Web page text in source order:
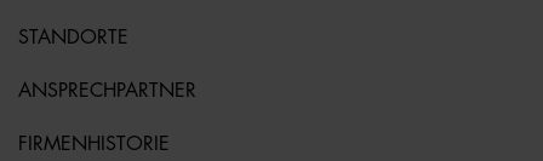
STANDORTE
ANSPRECHPARTNER
FIRMENHISTORIE